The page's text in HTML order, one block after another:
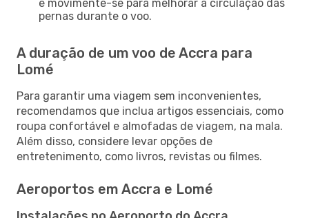
e movimente-se para melhorar a circulação das
pernas durante o voo.
A duração de um voo de Accra para
Lomé
Para garantir uma viagem sem inconvenientes,
recomendamos que inclua artigos essenciais, como
roupa confortável e almofadas de viagem, na mala.
Além disso, considere levar opções de
entretenimento, como livros, revistas ou filmes.
Aeroportos em Accra e Lomé